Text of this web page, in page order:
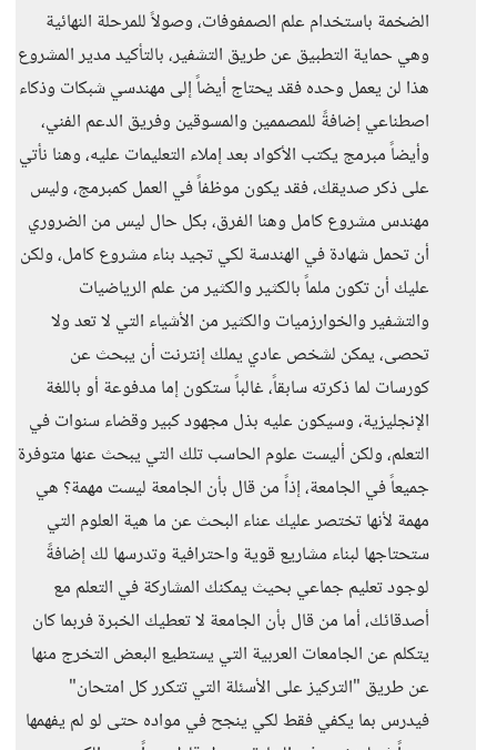
الضخمة باستخدام علم الصمفوفات، وصولاً للمرحلة النهائية
وهي حماية التطبيق عن طريق التشفير، بالتأكيد مدير المشروع
هذا لن يعمل وحده فقد يحتاج أيضاً إلى مهندسي شبكات وذكاء
اصطناعي إضافةً للمصممين والمسوقين وفريق الدعم الفني،
وأيضاً مبرمج يكتب الأكواد بعد إملاء التعليمات عليه، وهنا نأتي
على ذكر صديقك، فقد يكون موظفاً في العمل كمبرمج، وليس
مهندس مشروع كامل وهنا الفرق، بكل حال ليس من الضروري
أن تحمل شهادة في الهندسة لكي تجيد بناء مشروع كامل، ولكن
عليك أن تكون ملماً بالكثير والكثير من علم الرياضيات
والتشفير والخوارزميات والكثير من الأشياء التي لا تعد ولا
تحصى، يمكن لشخص عادي يملك إنترنت أن يبحث عن
كورسات لما ذكرته سابقاً، غالباً ستكون إما مدفوعة أو باللغة
الإنجليزية، وسيكون عليه بذل مجهود كبير وقضاء سنوات في
التعلم، ولكن أليست علوم الحاسب تلك التي يبحث عنها متوفرة
جميعاً في الجامعة، إذاً من قال بأن الجامعة ليست مهمة؟ هي
مهمة لأنها تختصر عليك عناء البحث عن ما هية العلوم التي
ستحتاجها لبناء مشاريع قوية واحترافية وتدرسها لك إضافةً
لوجود تعليم جماعي بحيث يمكنك المشاركة في التعلم مع
أصدقائك، أما من قال بأن الجامعة لا تعطيك الخبرة فربما كان
يتكلم عن الجامعات العربية التي يستطيع البعض التخرج منها
عن طريق "التركيز على الأسئلة التي تتكرر كل امتحان"
فيدرس بما يكفي فقط لكي ينجح في مواده حتى لو لم يفهمها